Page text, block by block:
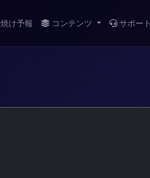
焼け予報 コンテンツ サポート